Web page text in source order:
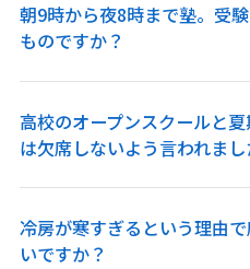
朝9時から夜8時まで塾。受
ものですか？
高校のオープンスクールと
は欠席しないよう言われまし
冷房が寒すぎるという理由
いですか？